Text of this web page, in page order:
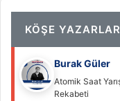
KÖŞE
Burak Güler
Atomik Saat
Rekabeti